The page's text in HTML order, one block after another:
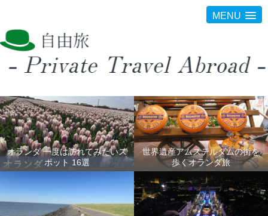
MENU
オランダ 一度は訪れてみたいス
ポット 16選
世界遺産アムステルダムの街を
歩くオランダ旅